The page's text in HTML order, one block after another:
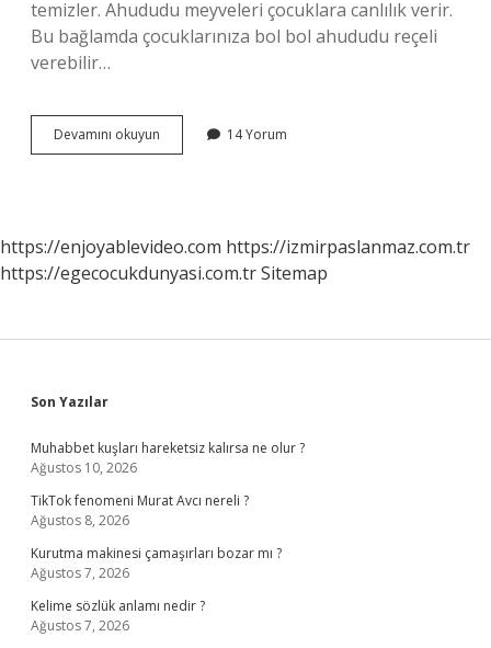
temizler. Ahududu meyveleri çocuklara canlılık verir.
Bu bağlamda çocuklarınıza bol bol ahududu reçeli
verebilir…
Devamını okuyun Ahududu
Da
14 Yorum
https://enjoyablevideo.com https://izmirpaslanmaz.com.tr
https://egecocukdunyasi.com.trSitemap
Sidebar
Son Yazılar
Muhabbet kuşları hareketsiz kalırsa ne olur ?
Ağustos 10, 2026
TikTok fenomeni Murat Avcı nereli ?
Ağustos 8, 2026
Kurutma makinesi çamaşırları bozar mı ?
Ağustos 7, 2026
Kelime sözlük anlamı nedir ?
Ağustos 7, 2026